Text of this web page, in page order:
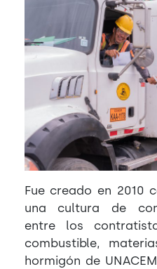
Fue creado en 2010
una cultura de
entre los
combustible,
hormigón de